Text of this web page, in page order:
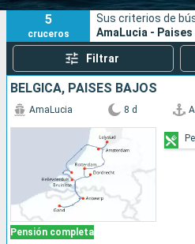
5
cruceros
Sus criterios de
AmaLucia - Paises
Filtrar
BÉLGICA, PAISES BAJOS
Pensión completa
AmaLucia 8 d